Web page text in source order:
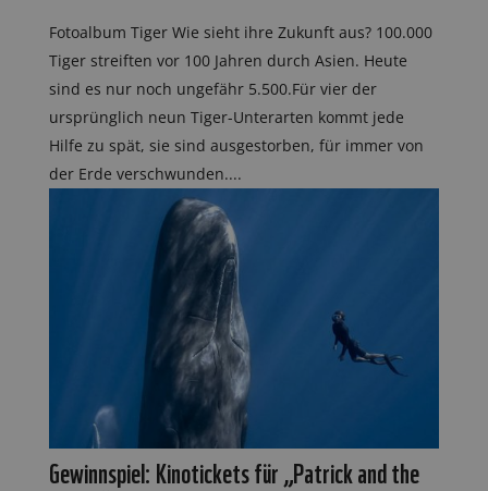
Fotoalbum Tiger Wie sieht ihre Zukunft aus? 100.000
Tiger streiften vor 100 Jahren durch Asien. Heute
sind es nur noch ungefähr 5.500.Für vier der
ursprünglich neun Tiger-Unterarten kommt jede
Hilfe zu spät, sie sind ausgestorben, für immer von
der Erde verschwunden....
Gewinnspiel: Kinotickets für „Patrick and the